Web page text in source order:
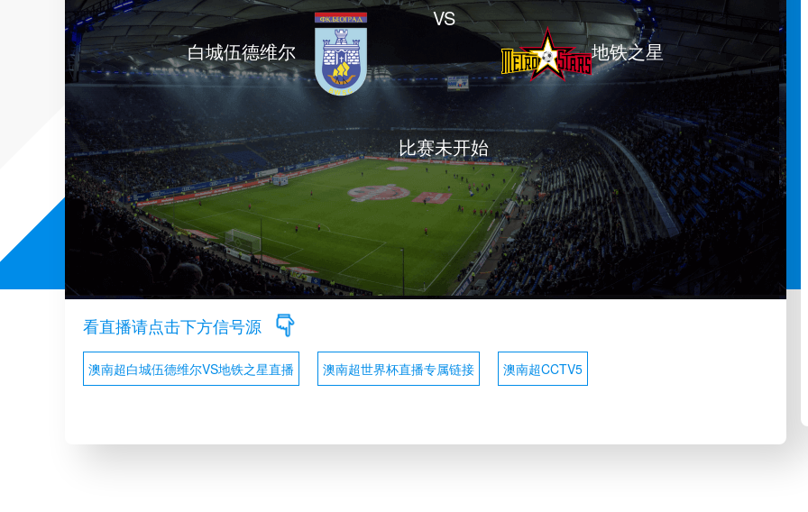
白城伍德维尔
VS
比赛未开始
地铁之星
看直播请点击下方信号源
澳南超白城伍德维尔VS地铁之星直播 澳南超世界杯直播专属链接 澳南超CCTV5